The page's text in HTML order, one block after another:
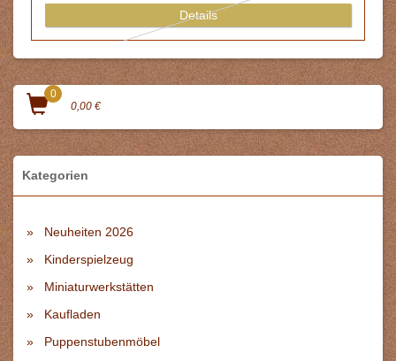
Details
0
0,00 €
Kategorien
Neuheiten 2026
Kinderspielzeug
Miniaturwerkstätten
Kaufladen
Puppenstubenmöbel